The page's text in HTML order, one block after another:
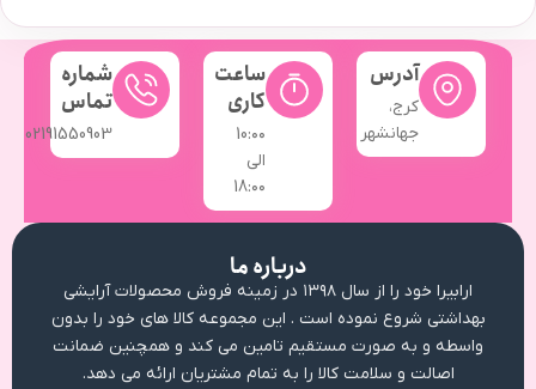
آدرس
کرج،
جهانشهر
ساعت
کاری
10:۰۰
الی
18:۰۰
شماره
تماس
02191550903
درباره ما
ارابیرا خود را از سال ۱۳۹۸ در زمینه فروش محصولات آرایشی
بهداشتی شروع نموده است . این مجموعه کالا های خود را بدون
واسطه و به صورت مستقیم تامین می کند و همچنین ضمانت
اصالت و سلامت کالا را به تمام مشتریان ارائه می دهد.